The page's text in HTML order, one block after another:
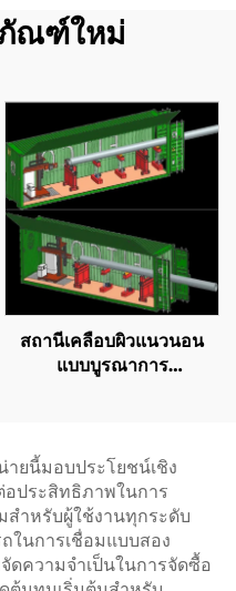
ณฑ์ใหม่
สถานีเคลือบผิวแนวนอน
แบบบูรณาการ
ายนี้มอบประโยชน์เชิง
อประสิทธิภาพในการ
ำหรับผู้ใช้งานทุกระดับ
ในการเชื่อมแบบสอง
ดความจำเป็นในการจัดซื้อ